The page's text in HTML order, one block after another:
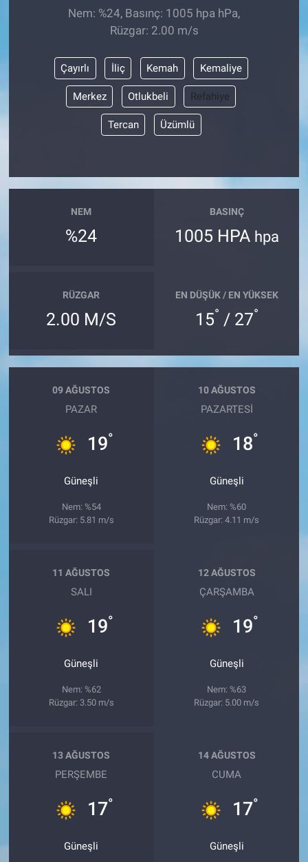
Nem: %24, Basınç: 1005 hpa hPa,
Rüzgar: 2.00 m/s
Çayırlı İliç Kemah Kemaliye
Merkez Otlukbeli Refahiye
Tercan Üzümlü
NEM
%24
BASINÇ
1005 HPA hpa
RÜZGAR
2.00 M/S
EN DÜŞÜK / EN YÜKSEK
15° / 27°
09 AĞUSTOS
PAZAR
19°
Güneşli
Nem: %54
Rüzgar: 5.81 m/s
10 AĞUSTOS
PAZARTESI
18°
Güneşli
Nem: %60
Rüzgar: 4.11 m/s
11 AĞUSTOS
SALI
19°
Güneşli
Nem: %62
Rüzgar: 3.50 m/s
12 AĞUSTOS
ÇARŞAMBA
19°
Güneşli
Nem: %63
Rüzgar: 5.00 m/s
13 AĞUSTOS
PERŞEMBE
17°
Güneşli
14 AĞUSTOS
CUMA
17°
Güneşli